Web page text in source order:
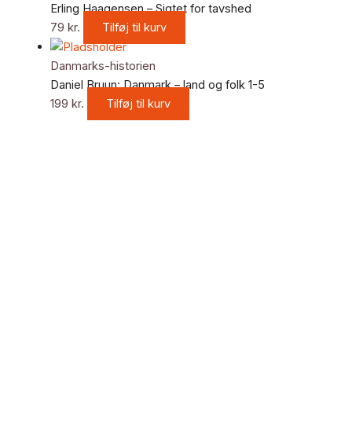
Erling Haagensen – Sigtet for tavshed
79 kr. Tilføj til kurv
Danmarks-historien
Daniel Bruun: Danmark – land og folk 1-5
199 kr. Tilføj til kurv